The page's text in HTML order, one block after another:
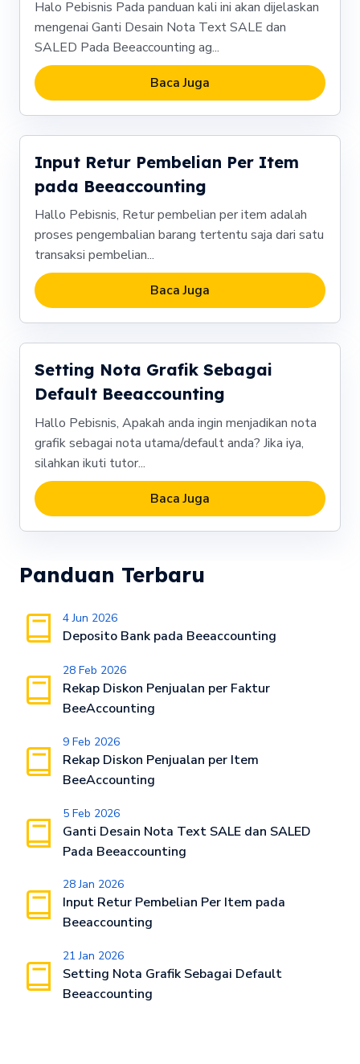
Halo Pebisnis Pada panduan kali ini akan dijelaskan
mengenai Ganti Desain Nota Text SALE dan
SALED Pada Beeaccounting ag...
Baca Juga
Input Retur Pembelian Per Item
pada Beeaccounting
Hallo Pebisnis, Retur pembelian per item adalah
proses pengembalian barang tertentu saja dari satu
transaksi pembelian...
Baca Juga
Setting Nota Grafik Sebagai
Default Beeaccounting
Hallo Pebisnis, Apakah anda ingin menjadikan nota
grafik sebagai nota utama/default anda? Jika iya,
silahkan ikuti tutor...
Baca Juga
Panduan Terbaru
4 Jun 2026
Deposito Bank pada Beeaccounting
28 Feb 2026
Rekap Diskon Penjualan per Faktur
BeeAccounting
9 Feb 2026
Rekap Diskon Penjualan per Item
BeeAccounting
5 Feb 2026
Ganti Desain Nota Text SALE dan SALED
Pada Beeaccounting
28 Jan 2026
Input Retur Pembelian Per Item pada
Beeaccounting
21 Jan 2026
Setting Nota Grafik Sebagai Default
Beeaccounting